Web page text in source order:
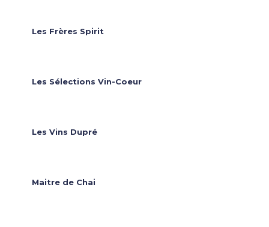
Les Frères Spirit
Les Sélections Vin-Coeur
Les Vins Dupré
Maitre de Chai